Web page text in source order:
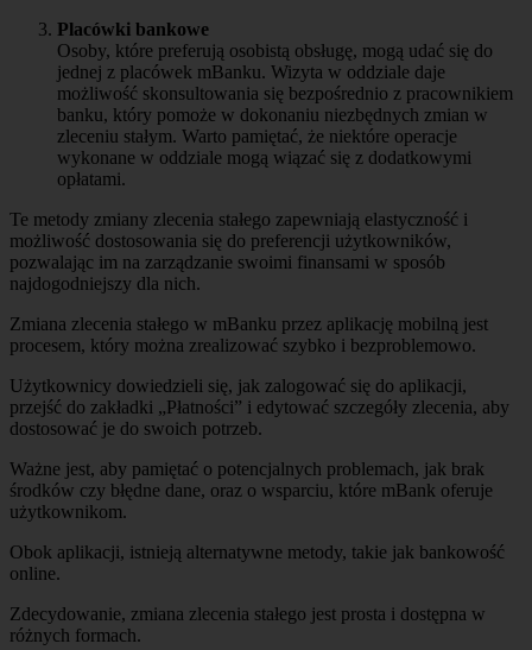
Placówki bankowe
Osoby, które preferują osobistą obsługę, mogą udać się do
jednej z placówek mBanku. Wizyta w oddziale daje
możliwość skonsultowania się bezpośrednio z pracownikiem
banku, który pomoże w dokonaniu niezbędnych zmian w
zleceniu stałym. Warto pamiętać, że niektóre operacje
wykonane w oddziale mogą wiązać się z dodatkowymi
opłatami.
Te metody zmiany zlecenia stałego zapewniają elastyczność i
możliwość dostosowania się do preferencji użytkowników,
pozwalając im na zarządzanie swoimi finansami w sposób
najdogodniejszy dla nich.
Zmiana zlecenia stałego w mBanku przez aplikację mobilną jest
procesem, który można zrealizować szybko i bezproblemowo.
Użytkownicy dowiedzieli się, jak zalogować się do aplikacji,
przejść do zakładki „Płatności” i edytować szczegóły zlecenia, aby
dostosować je do swoich potrzeb.
Ważne jest, aby pamiętać o potencjalnych problemach, jak brak
środków czy błędne dane, oraz o wsparciu, które mBank oferuje
użytkownikom.
Obok aplikacji, istnieją alternatywne metody, takie jak bankowość
online.
Zdecydowanie, zmiana zlecenia stałego jest prosta i dostępna w
różnych formach.